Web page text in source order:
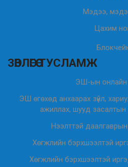
Мэдээ,
Цахим
ЗӨВЛӨГӨӨ ТУСЛАМЖ
ЭШ-ын онлайн
ЭШ өгөхөд анхаарах зүйл,
ажиллах, шууд засалтын
Нээлттэй
Хөгжлийн бэрхшээлтэй
Хөгжлийн бэрхшээлтэй